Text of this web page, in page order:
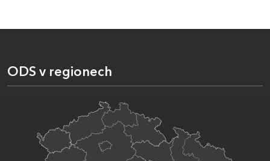
ODS v regionech